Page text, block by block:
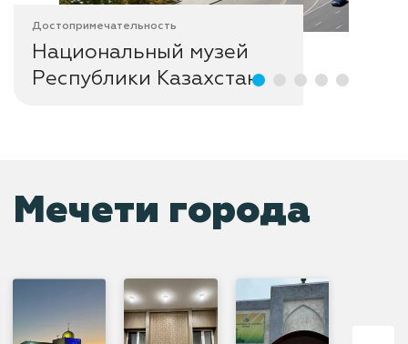
Достопримечательность
Национальный музей
Республики Казахстан
Мечети города